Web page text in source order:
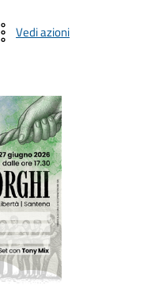
Vedi azioni